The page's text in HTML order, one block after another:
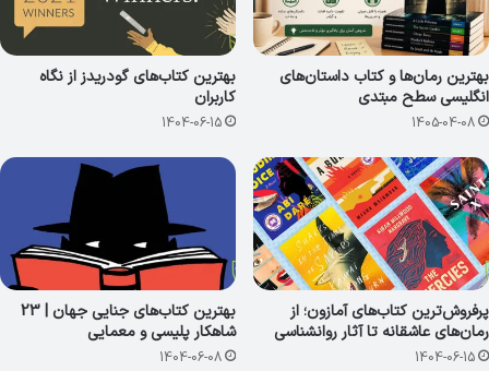
بهترین رمان‌ها و کتاب داستان‌های
انگلیسی سطح مبتدی
1405-04-08
بهترین کتاب‌های گودریدز از نگاه
کاربران
1404-06-15
پرفروش‌ترین کتاب‌های آمازون؛ از
رمان‌های عاشقانه تا آثار روانشناسی
1404-06-15
بهترین کتاب‌های جنایی جهان | 23
شاهکار پلیسی و معمایی
1404-06-08